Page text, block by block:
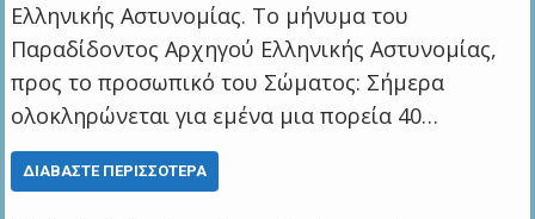
Ελληνικής Αστυνομίας. Το μήνυμα του
Παραδίδοντος Αρχηγού Ελληνικής Αστυνομίας,
προς το προσωπικό του Σώματος: Σήμερα
ολοκληρώνεται για εμένα μια πορεία 40…
ΔΙΑΒΆΣΤΕ ΠΕΡΙΣΣΌΤΕΡΑ